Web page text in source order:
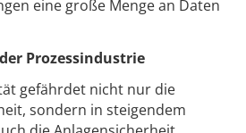
eine große Menge an Daten
Prozessindustrie
gefährdet nicht nur die
sondern in steigendem